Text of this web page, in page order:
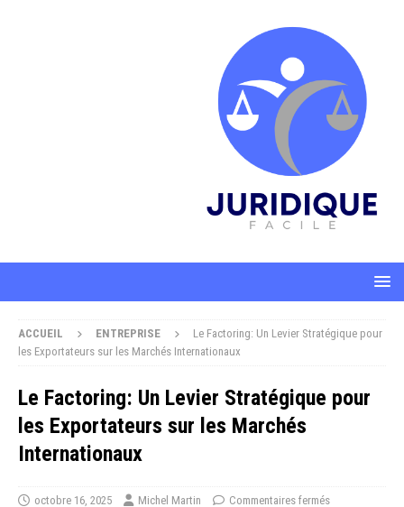
ACCUEIL ENTREPRISE
Le Factoring: Un Levier Stratégique pour
les Exportateurs sur les Marchés Internationaux
Le Factoring: Un Levier Stratégique pour
les Exportateurs sur les Marchés
Internationaux
octobre 16, 2025 Michel Martin Commentaires fermés